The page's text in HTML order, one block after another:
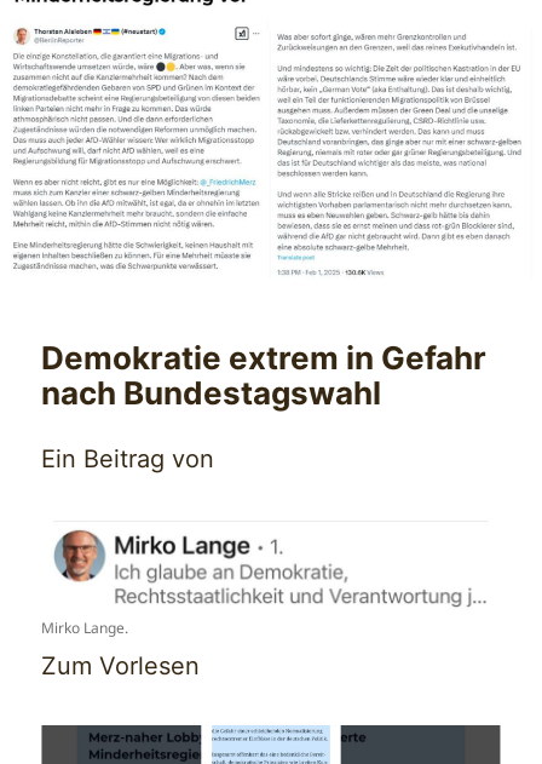
Demokratie extrem in Gefahr
nach Bundestagswahl
Ein Beitrag von
Mirko Lange.
Zum Vorlesen